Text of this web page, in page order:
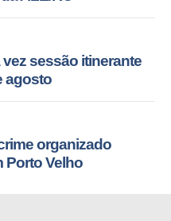
sessão itinerante
agosto
organizado
Porto Velho